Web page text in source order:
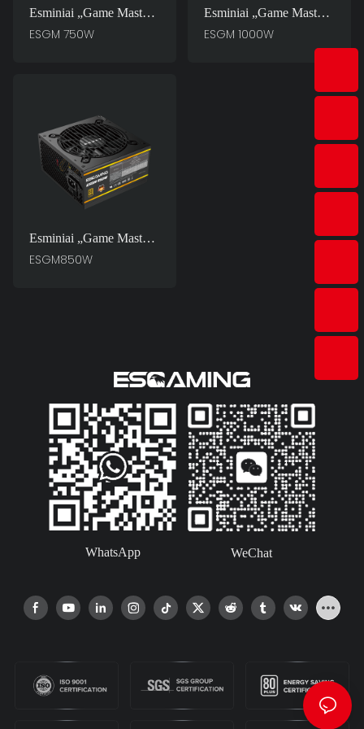
Esminiai „Game Master
ESGM“ 750 W
ESGM 750W
Esminiai „Game Master
ESGM“ 1000 W
Kompiuterio Maitinimo
ESGM 1000W
Esminiai „Game Master
ESGM850W“
ESGM850W
WhatsApp WeChat